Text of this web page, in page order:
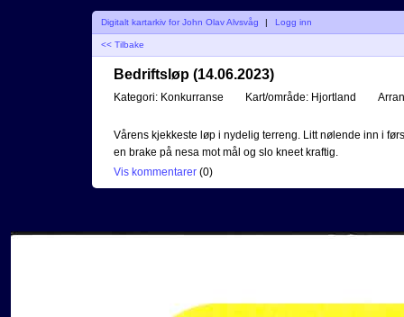
Digitalt kartarkiv for John Olav Alvsvåg | Logg inn
<< Tilbake
Bedriftsløp (14.06.2023)
Kategori: Konkurranse Kart/område: Hjortland
Vårens kjekkeste løp i nydelig terreng. Litt nølende inn i
en brake på nesa mot mål og slo kneet kraftig.
Vis kommentarer (0)